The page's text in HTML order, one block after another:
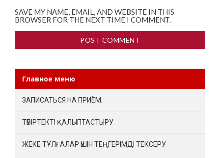
SAVE MY NAME, EMAIL, AND WEBSITE IN THIS
BROWSER FOR THE NEXT TIME I COMMENT.
Главное меню
ЗАПИСАТЬСЯ НА ПРИЁМ.
ТҮБІРТЕКТІ ҚАЛЫПТАСТЫРУ
ЖЕКЕ ТҰЛҒАЛАР ҮШІН ТЕҢГЕРІМДІ ТЕКСЕРУ